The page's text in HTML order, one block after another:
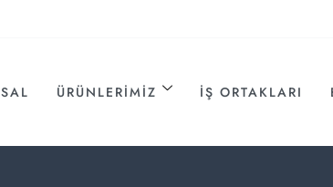
ÜRÜNLERIMIZ İŞ ORTAKLARI